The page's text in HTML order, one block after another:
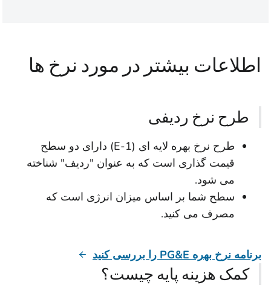
اطلاعات بیشتر در مورد نرخ ها
طرح نرخ ردیفی
طرح نرخ بهره لایه ای (E-1) دارای دو سطح
قیمت گذاری است که به عنوان "ردیف" شناخته
می شود.
سطح شما بر اساس میزان انرژی است که
مصرف می کنید.
برنامه نرخ بهره PG&E را بررسی کنید
کمک هزینه پایه چیست؟